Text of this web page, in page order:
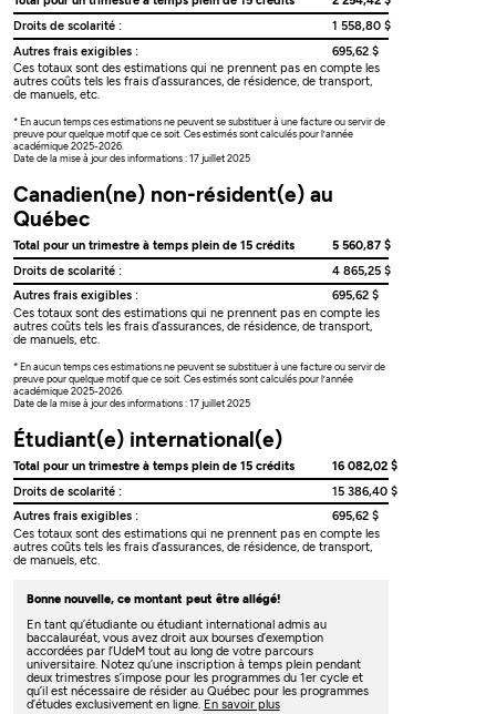
Droits de scolarité :
1 558,80 $
Autres frais exigibles :
695,62 $
Ces totaux sont des estimations qui ne prennent pas en compte les
autres coûts tels les frais d’assurances, de résidence, de transport,
de manuels, etc.
* En aucun temps ces estimations ne peuvent se substituer à une facture ou servir de
preuve pour quelque motif que ce soit. Ces estimés sont calculés pour l’année
académique 2025-2026.
Date de la mise à jour des informations : 17 juillet 2025
Canadien(ne) non-résident(e) au
Québec
Total pour un trimestre à temps plein de 15 crédits
5 560,87 $
Droits de scolarité :
4 865,25 $
Autres frais exigibles :
695,62 $
Ces totaux sont des estimations qui ne prennent pas en compte les
autres coûts tels les frais d’assurances, de résidence, de transport,
de manuels, etc.
* En aucun temps ces estimations ne peuvent se substituer à une facture ou servir de
preuve pour quelque motif que ce soit. Ces estimés sont calculés pour l’année
académique 2025-2026.
Date de la mise à jour des informations : 17 juillet 2025
Étudiant(e) international(e)
Total pour un trimestre à temps plein de 15 crédits
16 082,02 $
Droits de scolarité :
15 386,40 $
Autres frais exigibles :
695,62 $
Ces totaux sont des estimations qui ne prennent pas en compte les
autres coûts tels les frais d’assurances, de résidence, de transport,
de manuels, etc.
Bonne nouvelle, ce montant peut être allégé!
En tant qu’étudiante ou étudiant international admis au
baccalauréat, vous avez droit aux bourses d’exemption
accordées par l’UdeM tout au long de votre parcours
universitaire. Notez qu’une inscription à temps plein pendant
deux trimestres s’impose pour les programmes du 1er cycle et
qu’il est nécessaire de résider au Québec pour les programmes
d’études exclusivement en ligne. En savoir plus